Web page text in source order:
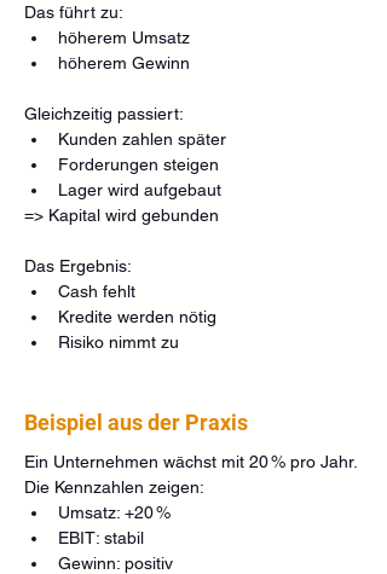
Das führt zu:
höherem Umsatz
höherem Gewinn
Gleichzeitig passiert:
Kunden zahlen später
Forderungen steigen
Lager wird aufgebaut
=> Kapital wird gebunden
Das Ergebnis:
Cash fehlt
Kredite werden nötig
Risiko nimmt zu
Beispiel aus der Praxis
Ein Unternehmen wächst mit 20 % pro Jahr.
Die Kennzahlen zeigen:
Umsatz: +20 %
EBIT: stabil
Gewinn: positiv